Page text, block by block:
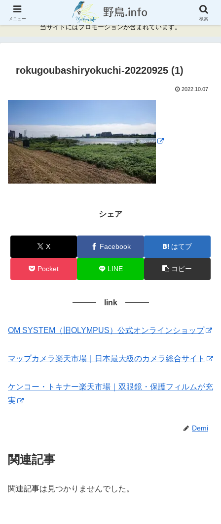
神奈川県周辺の野鳥情報と記録
当サイトにはプロモーションが含まれています。
rokugoubashiryokuchi-20220925 (1)
2022.10.07
シェア
X Facebook はてブ
Pocket LINE コピー
link
OM SYSTEM（旧OLYMPUS）公式オンラインショップ
マップカメラ楽天市場｜日本最大級のカメラ総合サイト
ケンコー・トキナー楽天市場｜双眼鏡・保護フィルムが充
実
Demi
関連記事
関連記事は見つかりませんでした。
メニュー 検索